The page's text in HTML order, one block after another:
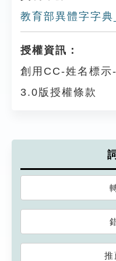
教育部異體字字典
授權資訊：
創用CC-姓名標示
3.0版授權條款
推